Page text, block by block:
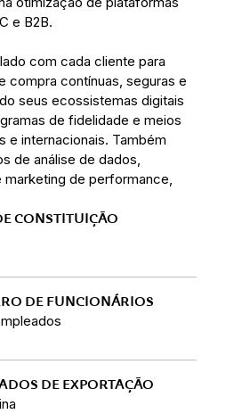
e B2B.
com cada cliente para
compra contínuas, seguras e
seus ecossistemas digitais
de fidelidade e meios
e internacionais. Também
de análise de dados,
marketing de performance,
sustentável, combinando
técnico e foco
negócio alcance seu
CONSTITUIÇÃO
DE FUNCIONÁRIOS
DE EXPORTAÇÃO